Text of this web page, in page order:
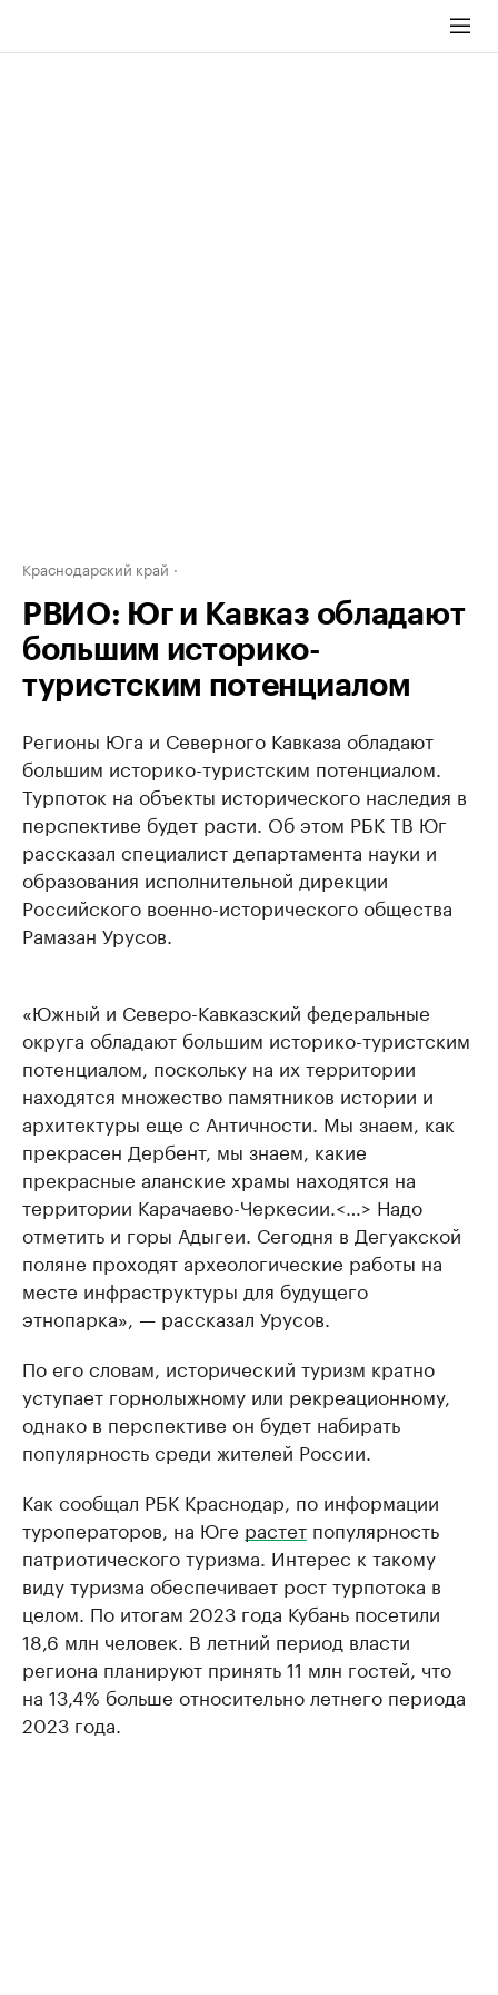
Краснодарский край
РВИО: Юг и Кавказ обладают
большим историко-
туристским потенциалом
Регионы Юга и Северного Кавказа обладают
большим историко-туристским потенциалом.
Турпоток на объекты исторического наследия в
перспективе будет расти. Об этом РБК ТВ Юг
рассказал специалист департамента науки и
образования исполнительной дирекции
Российского военно-исторического общества
Рамазан Урусов.
«Южный и Северо-Кавказский федеральные
округа обладают большим историко-туристским
потенциалом, поскольку на их территории
находятся множество памятников истории и
архитектуры еще с Античности. Мы знаем, как
прекрасен Дербент, мы знаем, какие
прекрасные аланские храмы находятся на
территории Карачаево-Черкесии.<…> Надо
отметить и горы Адыгеи. Сегодня в Дегуакской
поляне проходят археологические работы на
месте инфраструктуры для будущего
этнопарка», — рассказал Урусов.
По его словам, исторический туризм кратно
уступает горнолыжному или рекреационному,
однако в перспективе он будет набирать
популярность среди жителей России.
Как сообщал РБК Краснодар, по информации
туроператоров, на Юге растет популярность
патриотического туризма. Интерес к такому
виду туризма обеспечивает рост турпотока в
целом. По итогам 2023 года Кубань посетили
18,6 млн человек. В летний период власти
региона планируют принять 11 млн гостей, что
на 13,4% больше относительно летнего периода
2023 года.